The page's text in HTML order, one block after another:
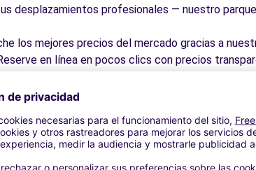
desplazamientos profesionales — nuestro
los mejores precios del mercado gracias a
en línea en pocos clics con precios
vehículo en una de nuestras numerosas oficinas
o cerca de los aeropuertos.
intuitiva le permite reservar su vehículo
a todas sus preguntas.
de Terrassa y